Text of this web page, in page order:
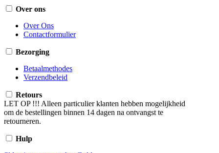
Over ons
Over Ons
Contactformulier
Bezorging
Betaalmethodes
Verzendbeleid
Retours
LET OP !!! Alleen particulier klanten hebben mogelijkheid
om de bestellingen binnen 14 dagen na ontvangst te
retourneren.
Hulp